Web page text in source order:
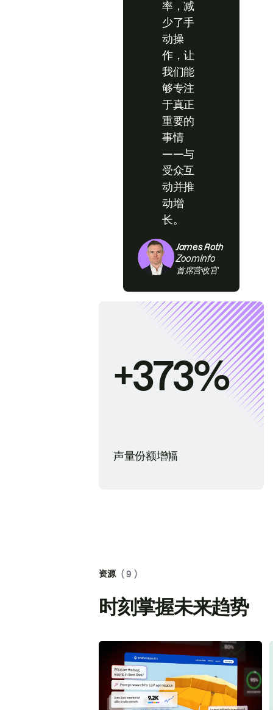
率，减
少了手
动操
作，让
我们能
够专注
于真正
重要的
事情
——与
受众互
动并推
动增
长。
James Roth
ZoomInfo
首席营收官
+373%
声量份额增幅
资源 ( 9 )
时刻掌握未来趋势